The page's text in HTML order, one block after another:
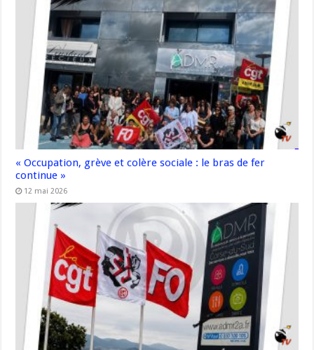
« Occupation, grève et colère sociale : le bras de fer
continue »
12 mai 2026